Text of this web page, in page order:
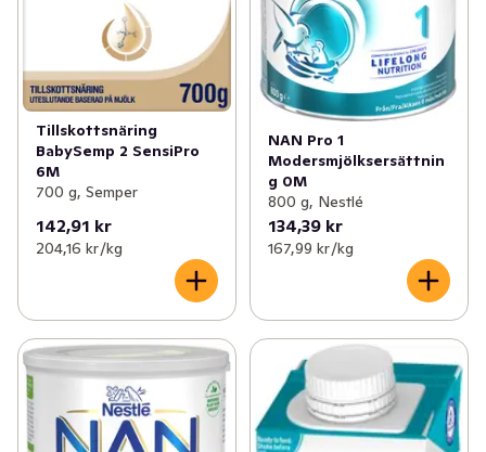
Tillskottsnäring
BabySemp 2 SensiPro
6M
700 g, Semper
142,91 kr
204,16 kr /kg
NAN Pro 1
Modersmjölksersättnin
g 0M
800 g, Nestlé
134,39 kr
167,99 kr /kg